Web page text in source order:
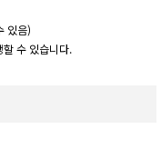
있음)
수 있습니다.